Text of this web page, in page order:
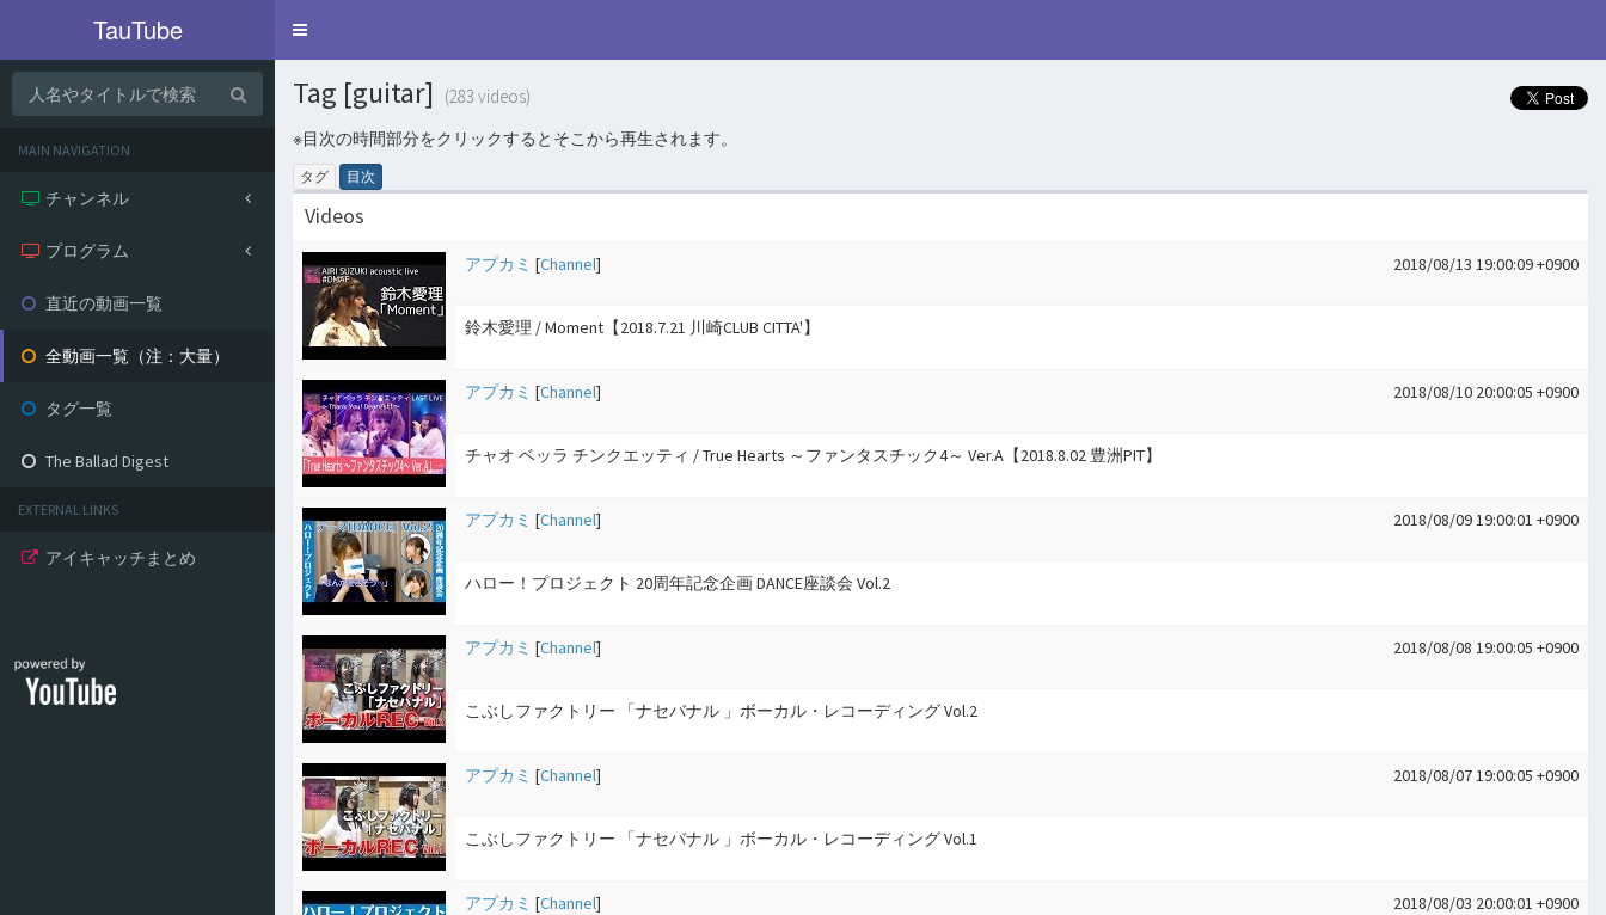
TauTube
Toggle
MAIN NAVIGATION
チャンネル
プログラム
直近の動画一覧
全動画一覧（注：大量）
タグ一覧
The Ballad Digest
EXTERNAL LINKS
アイキャッチまとめ
Tag [guitar] (283 videos)
※目次の時間部分をクリックするとそこから再生されます。
タグ 目次
Videos
アプカミ [Channel] 2018/08/13 19:00:09 +0900
鈴木愛理 / Moment【2018.7.21 川崎CLUB CITTA'】
アプカミ [Channel] 2018/08/10 20:00:05 +0900
チャオ ベッラ チンクエッティ / True Hearts ～ファンタスチック4～ Ver.A【2018.8.02 豊洲PIT】
アプカミ [Channel] 2018/08/09 19:00:01 +0900
ハロー！プロジェクト 20周年記念企画 DANCE座談会 Vol.2
アプカミ [Channel] 2018/08/08 19:00:05 +0900
こぶしファクトリー 「ナセバナル 」ボーカル・レコーディング Vol.2
アプカミ [Channel] 2018/08/07 19:00:05 +0900
こぶしファクトリー 「ナセバナル 」ボーカル・レコーディング Vol.1
アプカミ [Channel] 2018/08/03 20:00:01 +0900